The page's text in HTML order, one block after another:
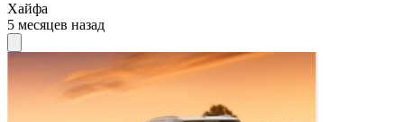
Хайфа
5 месяцев назад